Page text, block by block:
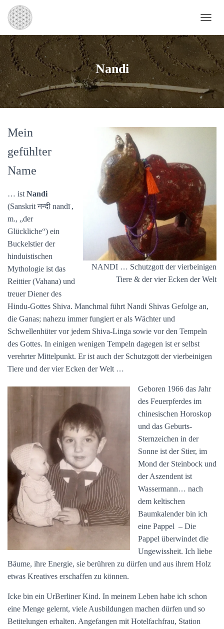
A
V
I
A
T
I
O
T
E
N
Nandi
NANDI … Schutzgott der vierbeinigen
Tiere & der vier Ecken der Welt
Mein
gefühlter
Name
… ist Nandi
(Sanskrit नन्दी nandī ,
m., „der
Glückliche“) ein
Buckelstier der
hinduistischen
Mythologie ist das
Reittier (Vahana) und
treuer Diener des
Hindu-Gottes Shiva. Manchmal führt Nandi Shivas Gefolge an,
die Ganas; nahezu immer fungiert er als Wächter und
Schwellenhüter vor jedem Shiva-Linga sowie vor den Tempeln
des Gottes. In einigen wenigen Tempeln dagegen ist er selbst
verehrter Mittelpunkt. Er ist auch der Schutzgott der vierbeinigen
Tiere und der vier Ecken der Welt …
Geboren 1966 das Jahr
des Feuerpferdes im
chinesischen Horoskop
und das Geburts-
Sternzeichen in der
Sonne ist der Stier, im
Mond der Steinbock und
der Aszendent ist
Wassermann… nach
dem keltischen
Baumkalender bin ich
eine Pappel – Die
Pappel überwindet die
Ungewissheit. Ich liebe
Bäume, ihre Energie, sie berühren zu dürfen und aus ihrem Holz
etwas Kreatives erschaffen zu können.
Icke bin ein UrBerliner Kind. In meinem Leben habe ich schon
eine Menge gelernt, viele Ausbildungen machen dürfen und so
Betitelungen erhalten. Angefangen mit Hotelfachfrau, Station